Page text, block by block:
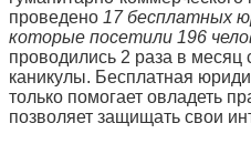
проведено 17 бесплатных
которые посетили 196
проводились 2 раза в
каникулы. Бесплатная
только помогает овладеть
позволяет защищать свои